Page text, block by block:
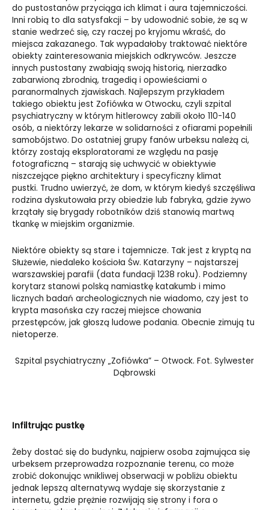
do pustostanów przyciąga ich klimat i aura tajemniczości.
Inni robią to dla satysfakcji – by udowodnić sobie, że są w
stanie wedrzeć się, czy raczej po kryjomu wkraść, do
miejsca zakazanego. Tak wypadałoby traktować niektóre
obiekty zainteresowania miejskich odkrywców. Jeszcze
innych pustostany zwabiają swoją historią, nierzadko
zabarwioną zbrodnią, tragedią i opowieściami o
paranormalnych zjawiskach. Najlepszym przykładem
takiego obiektu jest Zofiówka w Otwocku, czyli szpital
psychiatryczny w którym hitlerowcy zabili około 110-140
osób, a niektórzy lekarze w solidarności z ofiarami popełnili
samobójstwo. Do ostatniej grupy fanów urbeksu należą ci,
którzy zostają eksploratorami ze względu na pasję
fotograficzną – starają się uchwycić w obiektywie
niszczejące piękno architektury i specyficzny klimat
pustki. Trudno uwierzyć, że dom, w którym kiedyś szczęśliwa
rodzina dyskutowała przy obiedzie lub fabryka, gdzie żywo
krzątały się brygady robotników dziś stanowią martwą
tkankę w miejskim organizmie.
Niektóre obiekty są stare i tajemnicze. Tak jest z kryptą na
Służewie, niedaleko kościoła Św. Katarzyny – najstarszej
warszawskiej parafii (data fundacji 1238 roku). Podziemny
korytarz stanowi polską namiastkę katakumb i mimo
licznych badań archeologicznych nie wiadomo, czy jest to
krypta masońska czy raczej miejsce chowania
przestępców, jak głoszą ludowe podania. Obecnie zimują tu
nietoperze.
Szpital psychiatryczny „Zofiówka” – Otwock. Fot. Sylwester
Dąbrowski
Infiltrując pustkę
Żeby dostać się do budynku, najpierw osoba zajmująca się
urbeksem przeprowadza rozpoznanie terenu, co może
zrobić dokonując wnikliwej obserwacji w pobliżu obiektu
jednak lepszą alternatywą wydaje się skorzystanie z
internetu, gdzie prężnie rozwijają się strony i fora o